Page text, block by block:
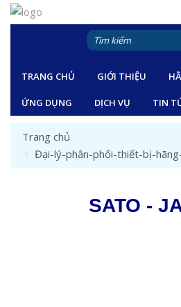
TRANG CHỦ GIỚI THIỆU
ỨNG DỤNG DỊCH VỤ TIN
Trang chủ
Đại-lý-phân-phối-thiết-bị-
SATO -